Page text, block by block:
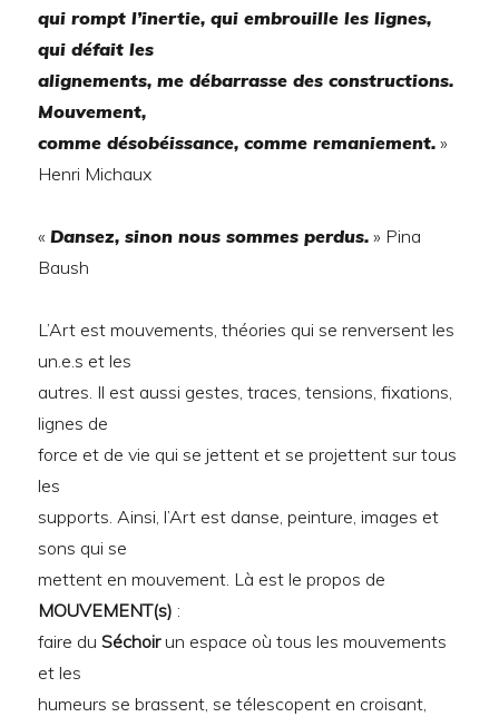
qui rompt l’inertie, qui embrouille les lignes,
qui défait les
alignements, me débarrasse des constructions.
Mouvement,
comme désobéissance, comme remaniement. »
Henri Michaux
«Dansez, sinon nous sommes perdus. » Pina
Baush
L’Art est mouvements, théories qui se renversent les
un.e.s et les
autres. Il est aussi gestes, traces, tensions, fixations,
lignes de
force et de vie qui se jettent et se projettent sur tous
les
supports. Ainsi, l’Art est danse, peinture, images et
sons qui se
mettent en mouvement. Là est le propos de
MOUVEMENT(s) :
faire duSéchoirun espace où tous les mouvements
et les
humeurs se brassent, se télescopent en croisant,